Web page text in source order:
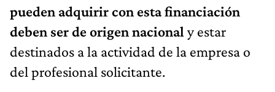
pueden adquirir con esta financiación
deben ser de origen nacional y estar
destinados a la actividad de la empresa o
del profesional solicitante.